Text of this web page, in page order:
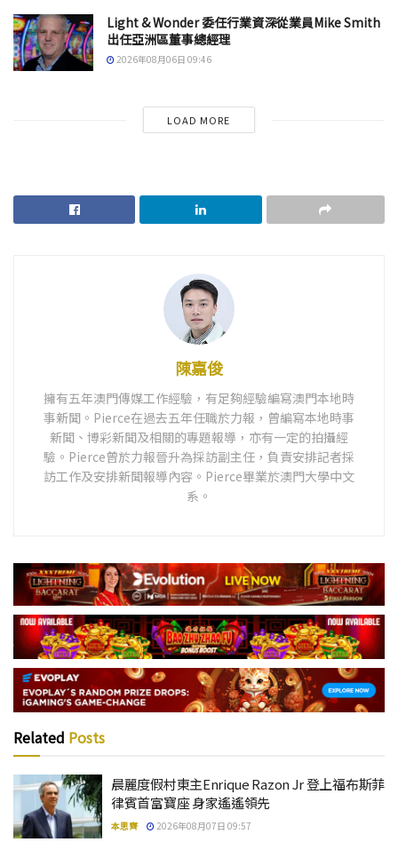
Light & Wonder 委任行業資深從業員Mike Smith
出任亞洲區董事總經理
2026年08月06日 09:46
LOAD MORE
陳嘉俊
擁有五年澳門傳媒工作經驗，有足夠經驗編寫澳門本地時
事新聞。Pierce在過去五年任職於力報，曾編寫本地時事
新聞、博彩新聞及相關的專題報導，亦有一定的拍攝經
驗。Pierce曾於力報晉升為採訪副主任，負責安排記者採
訪工作及安排新聞報導內容。Pierce畢業於澳門大學中文
系。
Related Posts
晨麗度假村東主Enrique Razon Jr 登上福布斯菲
律賓首富寶座 身家遙遙領先
本思齊 2026年08月07日 09:57